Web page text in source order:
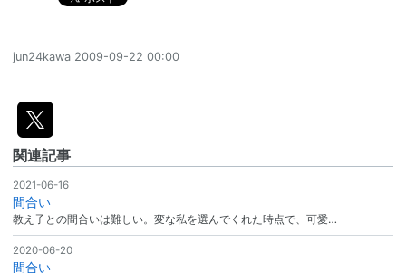
jun24kawa 2009-09-22 00:00
関連記事
2021-06-16
間合い
教え子との間合いは難しい。変な私を選んでくれた時点で、可愛…
2020-06-20
間合い